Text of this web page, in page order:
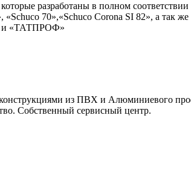
разработаны в полном
«Schuco 70»,«Schuco Corona SI 82», а
и «ТАТПРОФ»
из ПВХ и Алюминиевого
Собственный сервисный центр.